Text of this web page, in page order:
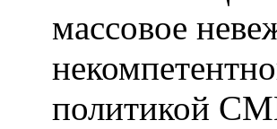
массовое
политикой